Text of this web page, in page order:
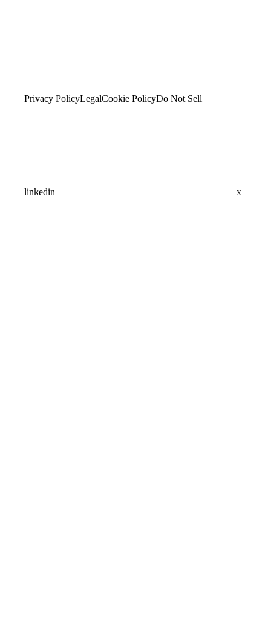
Privacy PolicyLegalCookie PolicyDo Not Sell
linkedin x